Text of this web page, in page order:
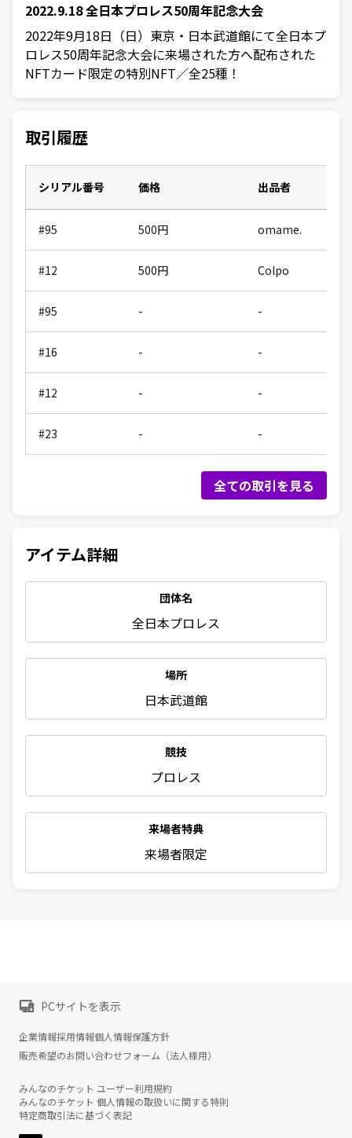
2022.9.18 全日本プロレス50周年記念大会
2022年9月18日（日）東京・日本武道館にて全日本プ
ロレス50周年記念大会に来場された方へ配布された
NFTカード限定の特別NFT／全25種！
取引履歴
シリアル番号 価格 出品者
#95 500円 omame.
#12 500円 Colpo
#95 - -
#16 - -
#12 - -
#23 - -
全ての取引を見る
アイテム詳細
団体名
全日本プロレス
場所
日本武道館
競技
プロレス
来場者特典
来場者限定
PCサイトを表示
企業情報採用情報個人情報保護方針
販売希望のお問い合わせフォーム（法人様用）
みんなのチケット ユーザー利用規約
みんなのチケット 個人情報の取扱いに関する特則
特定商取引法に基づく表記